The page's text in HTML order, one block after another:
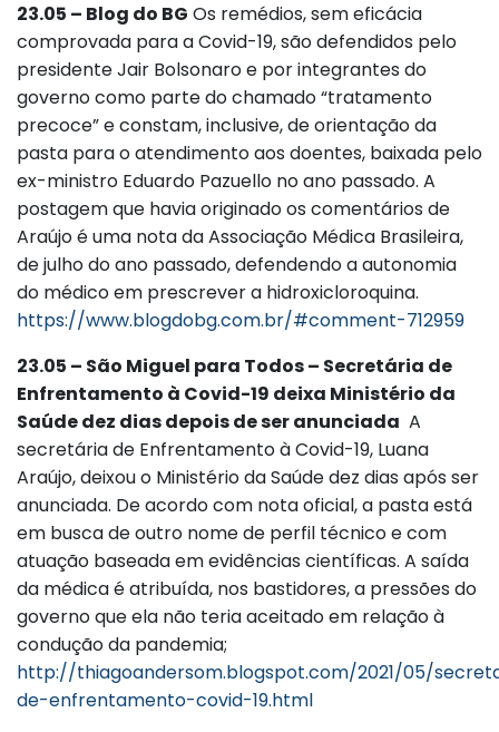
23.05 – Blog do BG Os remédios, sem eficácia
comprovada para a Covid-19, são defendidos pelo
presidente Jair Bolsonaro e por integrantes do
governo como parte do chamado “tratamento
precoce” e constam, inclusive, de orientação da
pasta para o atendimento aos doentes, baixada pelo
ex-ministro Eduardo Pazuello no ano passado. A
postagem que havia originado os comentários de
Araújo é uma nota da Associação Médica Brasileira,
de julho do ano passado, defendendo a autonomia
do médico em prescrever a hidroxicloroquina.
https://www.blogdobg.com.br/#comment-712959
23.05 – São Miguel para Todos – Secretária de
Enfrentamento à Covid-19 deixa Ministério da
Saúde dez dias depois de ser anunciada A
secretária de Enfrentamento à Covid-19, Luana
Araújo, deixou o Ministério da Saúde dez dias após ser
anunciada. De acordo com nota oficial, a pasta está
em busca de outro nome de perfil técnico e com
atuação baseada em evidências científicas. A saída
da médica é atribuída, nos bastidores, a pressões do
governo que ela não teria aceitado em relação à
condução da pandemia;
http://thiagoandersom.blogspot.com/2021/05/
de-enfrentamento-covid-19.html